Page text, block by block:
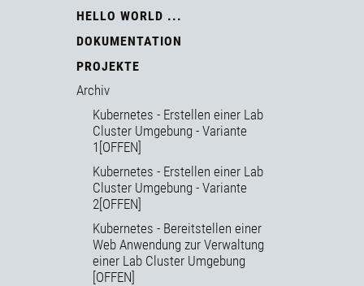
HELLO WORLD ...
DOKUMENTATION
PROJEKTE
Archiv
Kubernetes - Erstellen einer Lab
Cluster Umgebung - Variante
1[OFFEN]
Kubernetes - Erstellen einer Lab
Cluster Umgebung - Variante
2[OFFEN]
Kubernetes - Bereitstellen einer
Web Anwendung zur Verwaltung
einer Lab Cluster Umgebung
[OFFEN]